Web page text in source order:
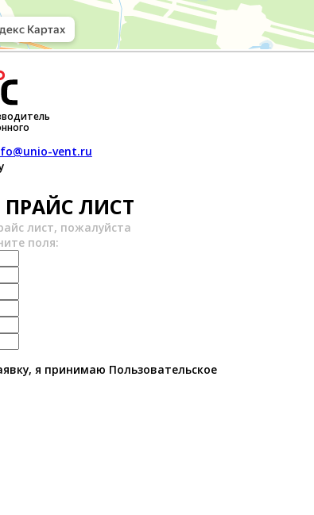
vent.ru
ПРАЙС ЛИСТ
лист, пожалуйста
поля:
я принимаю Пользовательское